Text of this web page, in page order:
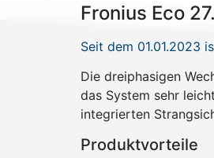
Fronius Eco
Seit dem 01.01.2023
Die dreiphasigen
das System sehr
integrierten
Produktvorteile